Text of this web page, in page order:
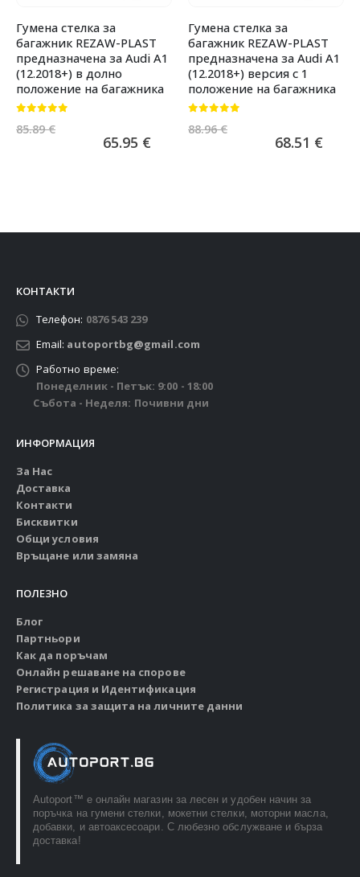
Гумена стелка за
багажник REZAW-PLAST
предназначена за Audi A1
(12.2018+) в долно
положение на багажника
85.89€
65.95 €
Гумена стелка за
багажник REZAW-PLAST
предназначена за Audi A1
(12.2018+) версия с 1
положение на багажника
88.96€
68.51 €
КОНТАКТИ
Телефон: 0876 543 239
Email: autoportbg@gmail.com
Работно време:
Понеделник - Петък: 9:00 - 18:00
Събота - Неделя: Почивни дни
ИНФОРМАЦИЯ
За Нас
Доставка
Контакти
Бисквитки
Общи условия
Връщане или замяна
ПОЛЕЗНО
Блог
Партньори
Как да поръчам
Онлайн решаване на спорове
Регистрация и Идентификация
Политика за защита на личните данни
Autoport™ e онлайн магазин за лесен и удобен начин за
поръчка на гумени стелки, мокетни стелки, моторни масла,
добавки, и автоаксесоари. С любезно обслужване и бърза
доставка!